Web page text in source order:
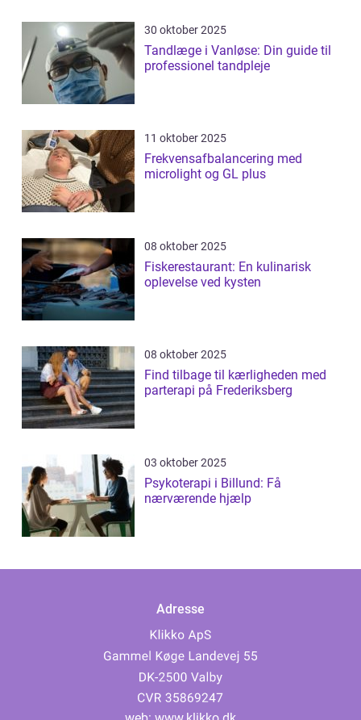
30 oktober 2025
Tandlæge i Vanløse: Din guide til
professionel tandpleje
11 oktober 2025
Frekvensafbalancering med
microlight og GL plus
08 oktober 2025
Fiskerestaurant: En kulinarisk
oplevelse ved kysten
08 oktober 2025
Find tilbage til kærligheden med
parterapi på Frederiksberg
03 oktober 2025
Psykoterapi i Billund: Få
nærværende hjælp
Adresse